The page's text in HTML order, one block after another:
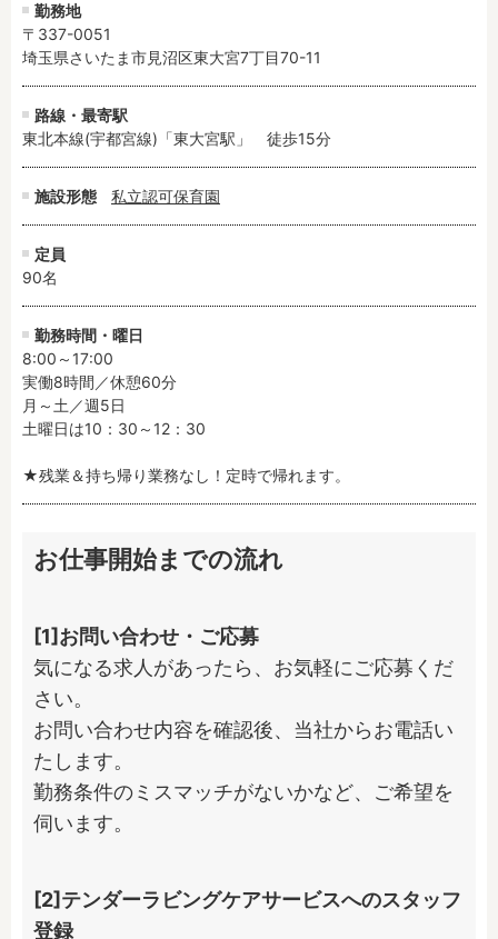
勤務地
〒337-0051
埼玉県さいたま市見沼区東大宮7丁目70-11
路線・最寄駅
東北本線(宇都宮線)「東大宮駅」　徒歩15分
施設形態 私立認可保育園
定員
90名
勤務時間・曜日
8:00～17:00
実働8時間／休憩60分
月～土／週5日
土曜日は10：30～12：30
★残業＆持ち帰り業務なし！定時で帰れます。
お仕事開始までの流れ
[1]お問い合わせ・ご応募
気になる求人があったら、お気軽にご応募くだ
さい。
お問い合わせ内容を確認後、当社からお電話い
たします。
勤務条件のミスマッチがないかなど、ご希望を
伺います。
[2]テンダーラビングケアサービスへのスタッフ
登録